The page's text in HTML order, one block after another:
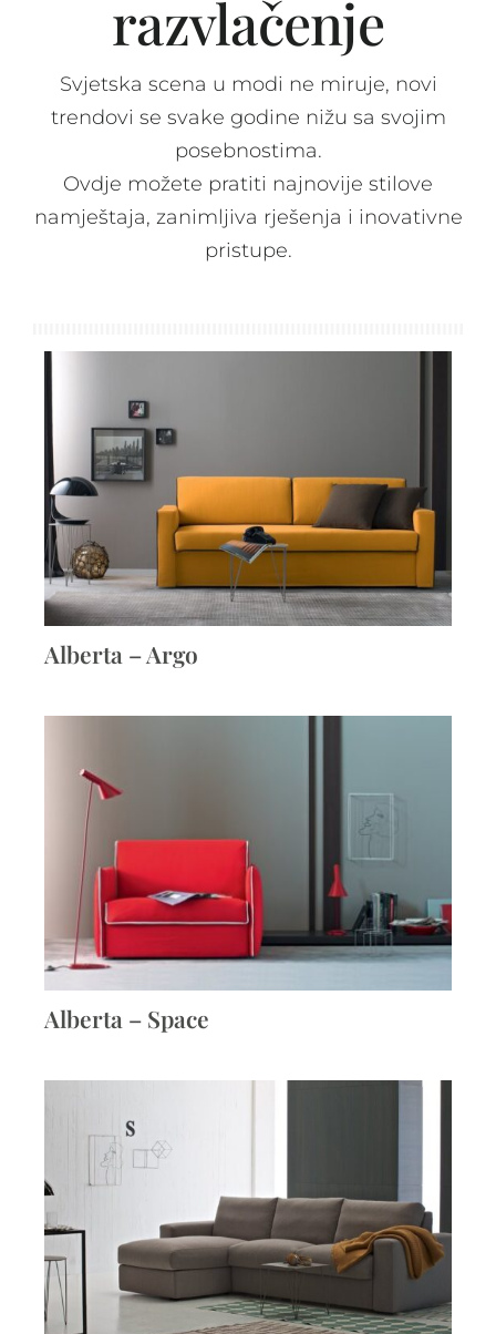
Spavaće sobe
Ormari
Kupatila
UREDSKI
HOTELSKI
razvlačenje
Svjetska scena u modi ne miruje, novi
trendovi se svake godine nižu sa svojim
posebnostima.
Ovdje možete pratiti najnovije stilove
namještaja, zanimljiva rješenja i inovativne
pristupe.
Alberta – Argo
Alberta – Space